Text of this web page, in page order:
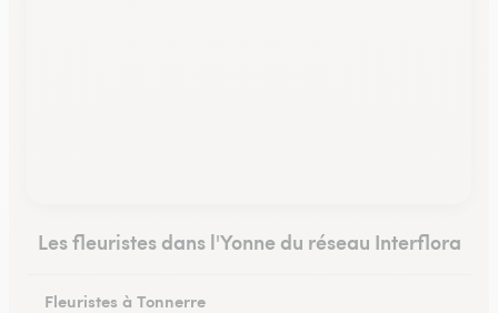
Les fleuristes dans l'Yonne du réseau Interflora
Fleuristes à Tonnerre